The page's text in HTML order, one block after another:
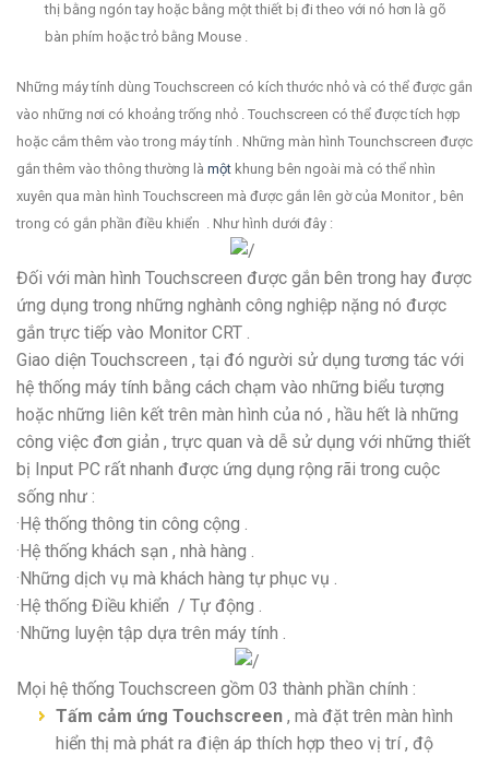
thị bằng ngón tay hoặc bằng một thiết bị đi theo với nó hơn là gõ
bàn phím hoặc trỏ bằng Mouse .
Những máy tính dùng Touchscreen có kích thước nhỏ và có thể được gắn
vào những nơi có khoảng trống nhỏ . Touchscreen có thể được tích hợp
hoặc cắm thêm vào trong máy tính . Những màn hình Tounchscreen được
gắn thêm vào thông thường là một khung bên ngoài mà có thể nhìn
xuyên qua màn hình Touchscreen mà được gắn lên gờ của Monitor , bên
trong có gắn phần điều khiển . Như hình dưới đây :
Đối với màn hình Touchscreen được gắn bên trong hay được
ứng dụng trong những nghành công nghiệp nặng nó được
gắn trực tiếp vào Monitor CRT .
Giao diện Touchscreen , tại đó người sử dụng tương tác với
hệ thống máy tính bằng cách chạm vào những biểu tượng
hoặc những liên kết trên màn hình của nó , hầu hết là những
công việc đơn giản , trực quan và dễ sử dụng với những thiết
bị Input PC rất nhanh được ứng dụng rộng rãi trong cuộc
sống như :
·Hệ thống thông tin công cộng .
·Hệ thống khách sạn , nhà hàng .
·Những dịch vụ mà khách hàng tự phục vụ .
·Hệ thống Điều khiển / Tự động .
·Những luyện tập dựa trên máy tính .
Mọi hệ thống Touchscreen gồm 03 thành phần chính :
Tấm cảm ứng Touchscreen, mà đặt trên màn hình
hiển thị mà phát ra điện áp thích hợp theo vị trí , độ